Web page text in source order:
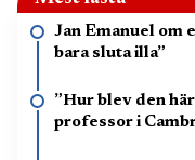
Jan Emanuel om
bara sluta illa”
”Hur blev den
professor i